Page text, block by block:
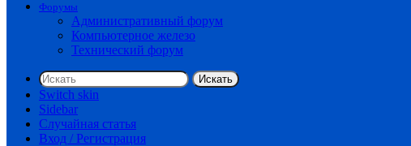
Форумы
Административный форум
Компьютерное железо
Технический форум
Искать
Switch skin
Sidebar
Случайная статья
Вход / Регистрация